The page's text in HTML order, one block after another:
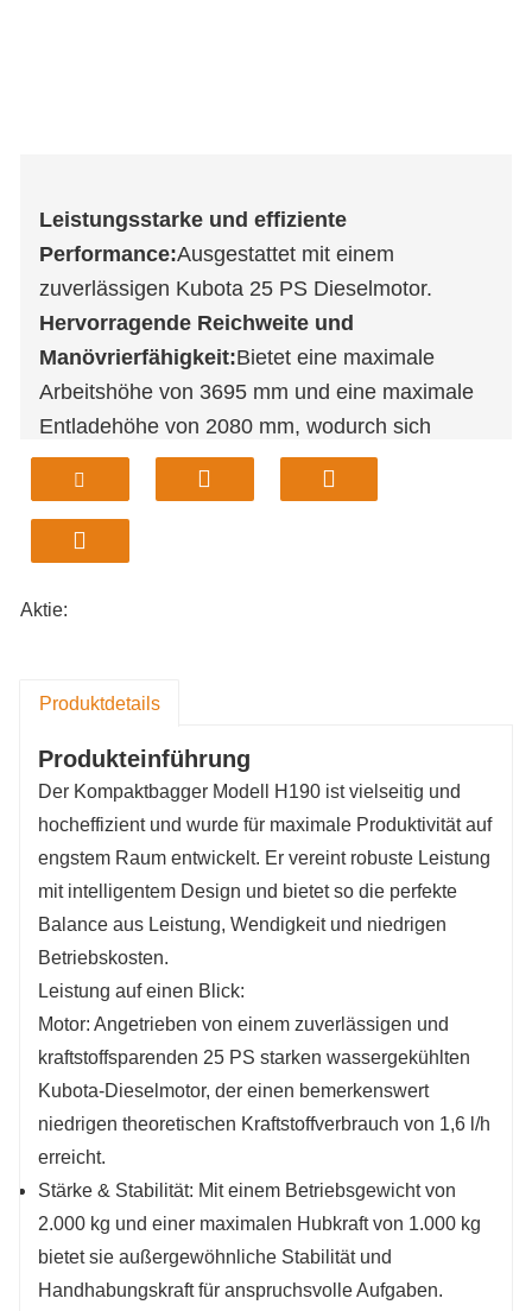
Leistungsstarke und effiziente
Performance:Ausgestattet mit einem
zuverlässigen Kubota 25 PS Dieselmotor.
Hervorragende Reichweite und
Manövrierfähigkeit:Bietet eine maximale
Arbeitshöhe von 3695 mm und eine maximale
Entladehöhe von 2080 mm, wodurch sich
Arbeiten in der Höhe problemlos ausführen
lassen. Kompakte Abmessungen (L4300 x
B1160 x H2436 mm) und ein kurzer Radstand
von 1534 mm gewährleisten hervorragende
Wendigkeit auf engstem Raum.
sorgt für ein ausgewogenes Verhältnis
damit für hohe Produktivität. Ausgestattet mit
robusten 10.0/75-15.3-Rädern für
mm).
Aktie:
Produktdetails
Produkteinführung
Der Kompaktbagger Modell H190 ist vielseitig und
hocheffizient und wurde für maximale Produktivität auf
engstem Raum entwickelt. Er vereint robuste Leistung
mit intelligentem Design und bietet so die perfekte
Balance aus Leistung, Wendigkeit und niedrigen
Betriebskosten.
Leistung auf einen Blick:
Motor: Angetrieben von einem zuverlässigen und
kraftstoffsparenden 25 PS starken wassergekühlten
Kubota-Dieselmotor, der einen bemerkenswert
niedrigen theoretischen Kraftstoffverbrauch von 1,6 l/h
erreicht.
Stärke & Stabilität: Mit einem Betriebsgewicht von
2.000 kg und einer maximalen Hubkraft von 1.000 kg
bietet sie außergewöhnliche Stabilität und
Handhabungskraft für anspruchsvolle Aufgaben.